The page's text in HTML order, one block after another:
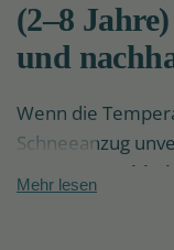
(2–8
und
Wenn die
Schneeanzug
und trocken
Mehr lesen